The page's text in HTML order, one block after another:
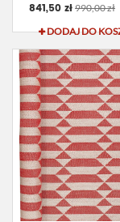
841,50 zł 990,00 zł
DODAJ DO